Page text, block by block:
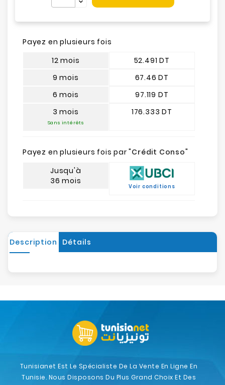
Payez en plusieurs fois
12 mois
9 mois
6 mois
3 mois
Sans intérêts
52.491 DT
67.46 DT
97.119 DT
176.333 DT
Payez en plusieurs fois par "Crédit Conso"
Jusqu'à
36 mois
Voir conditions
Description Détails
Tunisianet Est Le Spécialiste De La Vente En Ligne En
Tunisie. Nous Disposons Du Plus Grand Choix Et Des